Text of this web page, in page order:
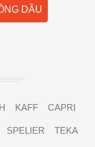
DẦU
KAFF CAPRI
SPELIER TEKA